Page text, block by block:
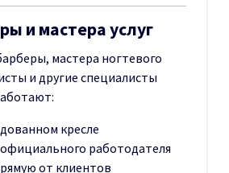
и мастера услуг
мастера ногтевого
и другие специалисты
кресле
официального работодателя
от клиентов